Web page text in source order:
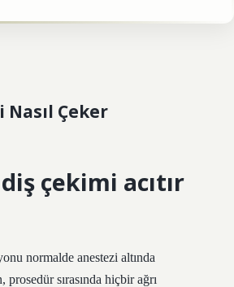
Nasıl Çeker
çekimi acıtır
normalde anestezi altında
sırasında hiçbir ağrı